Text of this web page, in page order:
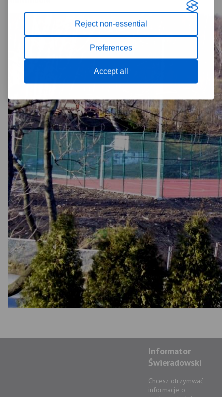
Reject non-essential
Preferences
Accept all
Informator
Świeradowski
Chcesz otrzymwać
informacje o